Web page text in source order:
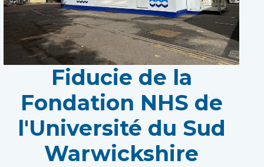
Fiducie de la
Fondation NHS de
l'Université du Sud
Warwickshire